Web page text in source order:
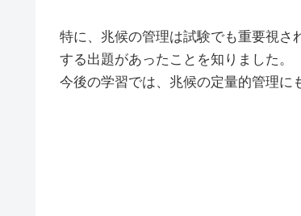
特に、兆候の管理は試験でも重要視さ
する出題があったことを知りました。
今後の学習では、兆候の定量的管理に